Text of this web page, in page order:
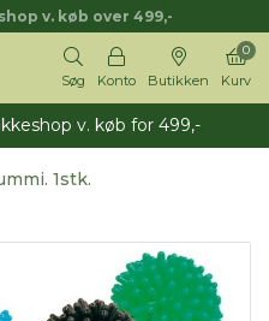
v. køb over 499,-
Søg Konto Butikken Kurv
0
v. køb for 499,-
1stk.